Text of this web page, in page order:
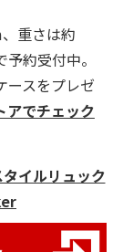
重さは約
約受付中。
ースをプレゼ
アでチェック
イルリュック